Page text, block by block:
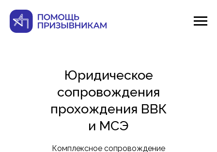
Юридическое
сопровождения
прохождения ВВК
и МСЭ
Комплексное сопровождение